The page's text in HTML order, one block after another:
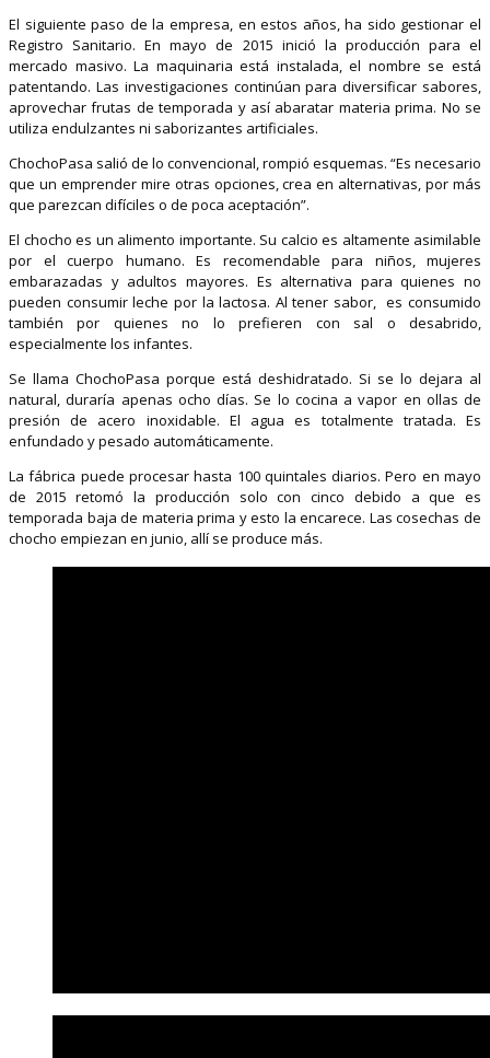
El siguiente paso de la empresa, en estos años, ha sido gestionar el
Registro Sanitario. En mayo de 2015 inició la producción para el
mercado masivo. La maquinaria está instalada, el nombre se está
patentando. Las investigaciones continúan para diversificar sabores,
aprovechar frutas de temporada y así abaratar materia prima. No se
utiliza endulzantes ni saborizantes artificiales.
ChochoPasa salió de lo convencional, rompió esquemas. “Es necesario
que un emprender mire otras opciones, crea en alternativas, por más
que parezcan difíciles o de poca aceptación”.
El chocho es un alimento importante. Su calcio es altamente asimilable
por el cuerpo humano. Es recomendable para niños, mujeres
embarazadas y adultos mayores. Es alternativa para quienes no
pueden consumir leche por la lactosa. Al tener sabor, es consumido
también por quienes no lo prefieren con sal o desabrido,
especialmente los infantes.
Se llama ChochoPasa porque está deshidratado. Si se lo dejara al
natural, duraría apenas ocho días. Se lo cocina a vapor en ollas de
presión de acero inoxidable. El agua es totalmente tratada. Es
enfundado y pesado automáticamente.
La fábrica puede procesar hasta 100 quintales diarios. Pero en mayo
de 2015 retomó la producción solo con cinco debido a que es
temporada baja de materia prima y esto la encarece. Las cosechas de
chocho empiezan en junio, allí se produce más.